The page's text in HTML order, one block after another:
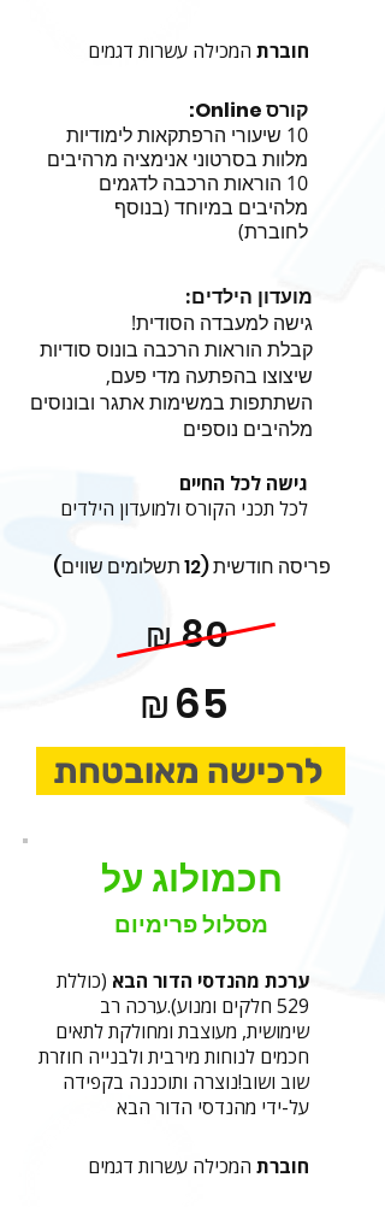
חוברת המכילה עשרות דגמים
קורס Online:
10 שיעורי הרפתקאות לימודיות
מלוות בסרטוני אנימציה מרהיבים
10 הוראות הרכבה לדגמים
מלהיבים במיוחד (בנוסף
לחוברת)
מועדון הילדים:
גישה למעבדה הסודית!
קבלת הוראות הרכבה בונוס סודיות
שיצוצו בהפתעה מדי פעם,
השתתפות במשימות אתגר ובונוסים
מלהיבים נוספים
גישה לכל החיים
לכל תכני הקורס ולמועדון הילדים
פריסה חודשית (12 תשלומים שווים)
80
₪
65
₪
לרכישה מאובטחת
חכמולוג על
מסלול פרימיום
ערכת מהנדסי הדור הבא (כוללת
529 חלקים ומנוע).
ערכה רב
שימושית, מעוצבת ומחולקת לתאים
חכמים לנוחות מירבית ולבנייה חוזרת
שוב ושוב!נוצרה ותוכננה בקפידה
על-ידי מהנדסי הדור הבא
חוברת המכילה עשרות דגמים